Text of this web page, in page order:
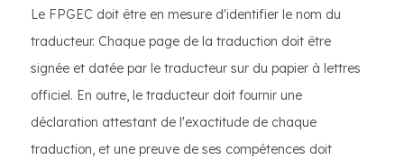
Le FPGEC doit être en mesure d'identifier le nom du
traducteur. Chaque page de la traduction doit être
signée et datée par le traducteur sur du papier à lettres
officiel. En outre, le traducteur doit fournir une
déclaration attestant de l'exactitude de chaque
traduction, et une preuve de ses compétences doit